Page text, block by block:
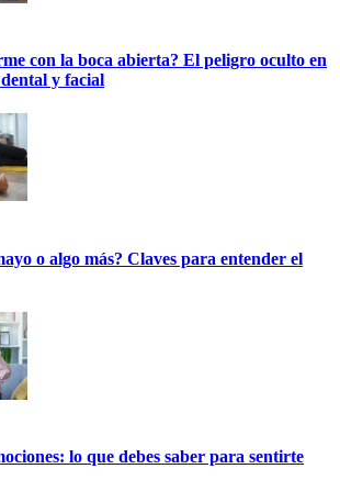
con la boca abierta? El peligro oculto en
y facial
o algo más? Claves para entender el
lo que debes saber para sentirte